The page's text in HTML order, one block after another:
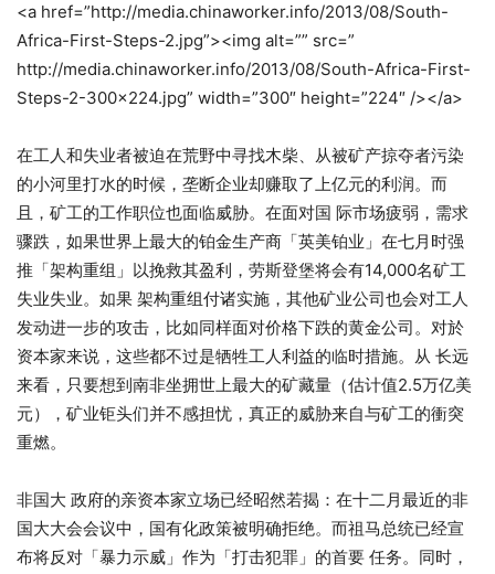
<a href=”http://media.chinaworker.info/2013/08/South-
Africa-First-Steps-2.jpg”><img alt=”” src=”
http://media.chinaworker.info/2013/08/South-Africa-First-
Steps-2-300×224.jpg” width=”300″ height=”224″ /></a>
在工人和失业者被迫在荒野中寻找木柴、从被矿产掠夺者污染
的小河里打水的时候，垄断企业却赚取了上亿元的利润。而
且，矿工的工作职位也面临威胁。在面对国 际市场疲弱，需求
骤跌，如果世界上最大的铂金生产商「英美铂业」在七月时强
推「架构重组」以挽救其盈利，劳斯登堡将会有14,000名矿工
失业失业。如果 架构重组付诸实施，其他矿业公司也会对工人
发动进一步的攻击，比如同样面对价格下跌的黄金公司。对於
资本家来说，这些都不过是牺牲工人利益的临时措施。从 长远
来看，只要想到南非坐拥世上最大的矿藏量（估计值2.5万亿美
元），矿业钜头们并不感担忧，真正的威胁来自与矿工的衝突
重燃。
非国大 政府的亲资本家立场已经昭然若揭：在十二月最近的非
国大大会会议中，国有化政策被明确拒绝。而祖马总统已经宣
布将反对「暴力示威」作为「打击犯罪」的首要 任务。同时，